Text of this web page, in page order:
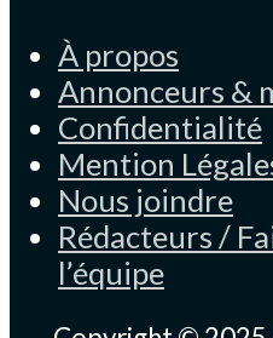
À propos
Annonceurs &
Confidentialité
Mention
Nous joindre
Rédacteurs /
l’équipe